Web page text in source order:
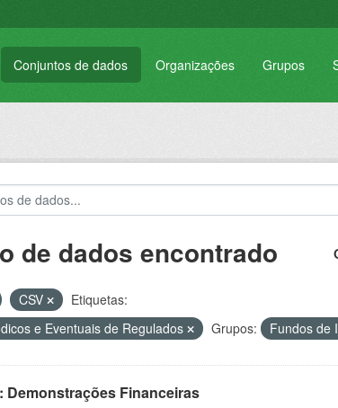
Conjuntos de dados Organizações Grupos
de dados encontrado
CSV
Etiquetas:
e Eventuais de Regulados
Grupos: Fundos de
Demonstrações Financeiras